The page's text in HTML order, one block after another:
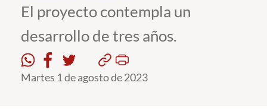
Admisión
Pregrado
Postgrado
El proyecto contempla un
desarrollo de tres años.
Martes 1 de agosto de 2023